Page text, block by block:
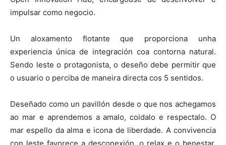
impulsar como negocio.
Un aloxamento flotante que proporciona unha
experiencia única de integración coa contorna natural.
Sendo leste o protagonista, o deseño debe permitir que
o usuario o perciba de maneira directa cos 5 sentidos.
Deseñado como un pavillón desde o que nos achegamos
ao mar e aprendemos a amalo, coidalo e respectalo. O
mar espello da alma e icona de liberdade. A convivencia